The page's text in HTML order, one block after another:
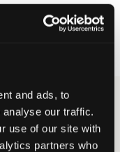
and ads, to
our traffic.
use of our site with
partners who
voor